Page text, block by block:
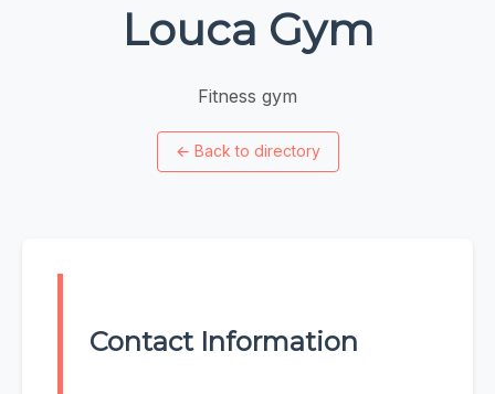
Louca Gym
Fitness gym
← Back to directory
Contact Information